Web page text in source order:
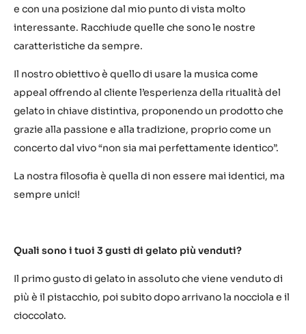
e con una posizione dal mio punto di vista molto
interessante. Racchiude quelle che sono le nostre
caratteristiche da sempre.
Il nostro obiettivo è quello di usare la musica come
appeal offrendo al cliente l’esperienza della ritualità del
gelato in chiave distintiva, proponendo un prodotto che
grazie alla passione e alla tradizione, proprio come un
concerto dal vivo “non sia mai perfettamente identico”.
La nostra filosofia è quella di non essere mai identici, ma
sempre unici!
Quali sono i tuoi 3 gusti di gelato più venduti?
Il primo gusto di gelato in assoluto che viene venduto di
più è il pistacchio, poi subito dopo arrivano la nocciola e il
cioccolato.